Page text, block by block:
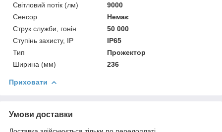
Світловий потік (лм)
9000
Сенсор
Немає
Струк служби, гонін
50 000
Ступінь захисту, IP
IP65
Тип
Прожектор
Ширина (мм)
236
Приховати
Умови доставки